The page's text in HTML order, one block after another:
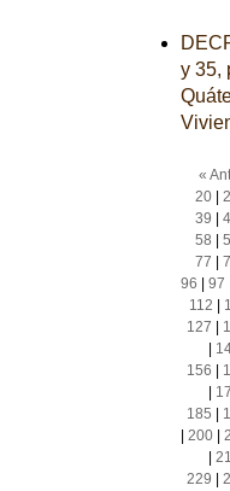
y 35,
«
20|
39
58
77
96
97
112
127
156
185
200|
229